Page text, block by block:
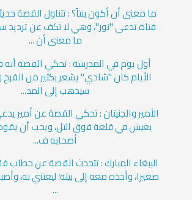
ما معنى أن أكون بنتاً؟ : تتناول القصة
فتاة تدعى "نور"، وهي لا تكف عن ترديد
ما معنى أن ...
أول يوم في المدرسة : تحكي القصة
الأيام كان "شادي" يشعر بكثير من الفرح
سيذهب إلى المد...
الأمير والجنيتان : تحكي القصة عن أمير
يعيش في قلعة فوق التل، ويحب أن يقوم
أصحابه ف...
الببغاء المبارك : تتحدث القصة عن حطاب
صغيرا، وأخذه معه إلى بيته؛ ليعتني به،
...